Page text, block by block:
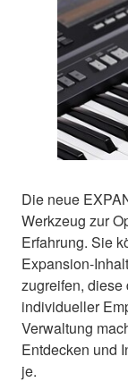
Die neue
Werkzeug zur
Erfahrung. Sie
Expansion-
zugreifen,
individueller
Verwaltung
Entdecken und
je.